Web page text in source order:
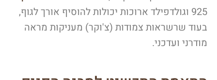
925 וגולדפילד ארוכות יכולות להוסיף אורך לגוף,
בעוד שרשראות צמודות (צ'וקר) מעניקות מראה
מודרני ועדכני.